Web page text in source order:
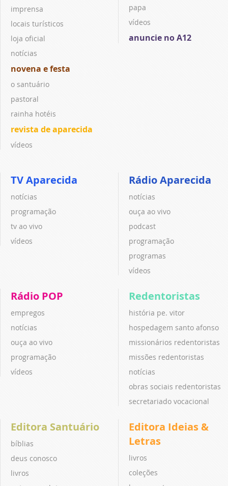
imprensa
locais turísticos
loja oficial
notícias
novena e festa
o santuário
pastoral
rainha hotéis
revista de aparecida
vídeos
papa
vídeos
anuncie no A12
TV Aparecida
notícias
programação
tv ao vivo
vídeos
Rádio Aparecida
notícias
ouça ao vivo
podcast
programação
programas
vídeos
Rádio POP
empregos
notícias
ouça ao vivo
programação
vídeos
Redentoristas
história pe. vitor
hospedagem santo afonso
missionários redentoristas
missões redentoristas
notícias
obras sociais redentoristas
secretariado vocacional
Editora Santuário
bíblias
deus conosco
livros
Editora Ideias &
Letras
livros
coleções